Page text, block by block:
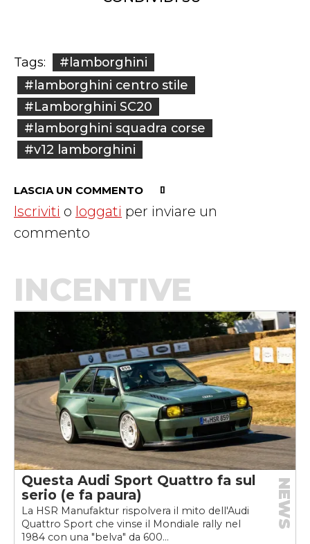
Tags:
#lamborghini
#lamborghini centro stile
#Lamborghini SC20
#lamborghini squadra corse
#v12 lamborghini
LASCIA UN COMMENTO
Iscriviti o loggati per inviare un
commento
INCENTIVE
Questa Audi Sport Quattro fa sul
serio (e fa paura)
La HSR Manufaktur rispolvera il mito dell'Audi
Quattro Sport che vinse il Mondiale rally nel
1984 con una "belva" da 600...
NEWS